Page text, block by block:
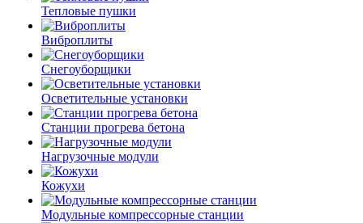
Тепловые пушки
Виброплиты
Снегоуборщики
Осветительные установки
Станции прогрева бетона
Нагрузочные модули
Кожухи
Модульные компрессорные станции